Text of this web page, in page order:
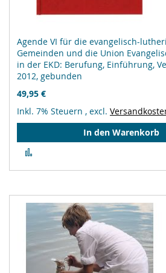
Agende VI für die evangelisch-
Gemeinden und die Union
in der EKD: Berufung, Einführung,
2012, gebunden
49,95 €
Inkl. 7% Steuern , excl.
In den Warenkorb
hinzufügen